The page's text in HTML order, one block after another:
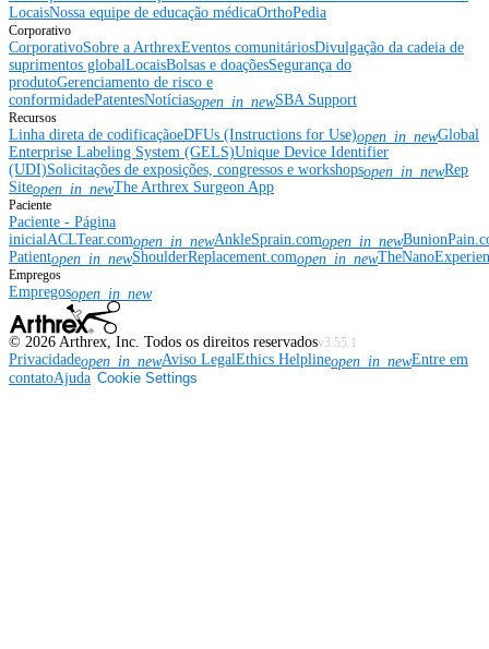
LocaisNossa equipe de educação médicaOrthoPedia
Corporativo
CorporativoSobre a ArthrexEventos comunitáriosDivulgação da cadeia de
suprimentos globalLocaisBolsas e doaçõesSegurança do
produtoGerenciamento de risco e
conformidadePatentesNotíciasopen_in_newSBA Support
Recursos
Linha direta de codificaçãoeDFUs (Instructions for Use)open_in_newGlobal
Enterprise Labeling System (GELS)Unique Device Identifier
(UDI)Solicitações de exposições, congressos e workshopsopen_in_newRep
Siteopen_in_newThe Arthrex Surgeon App
Paciente
Paciente - Página
inicialACLTear.comopen_in_newAnkleSprain.comopen_in_new
Patientopen_in_newShoulderReplacement.comopen_in_new
Empregos
Empregosopen_in_new
© 2026 Arthrex, Inc. Todos os direitos reservadosv3.55.1
Privacidadeopen_in_newAviso LegalEthics Helplineopen_in_newEntre em
contatoAjuda Cookie Settings